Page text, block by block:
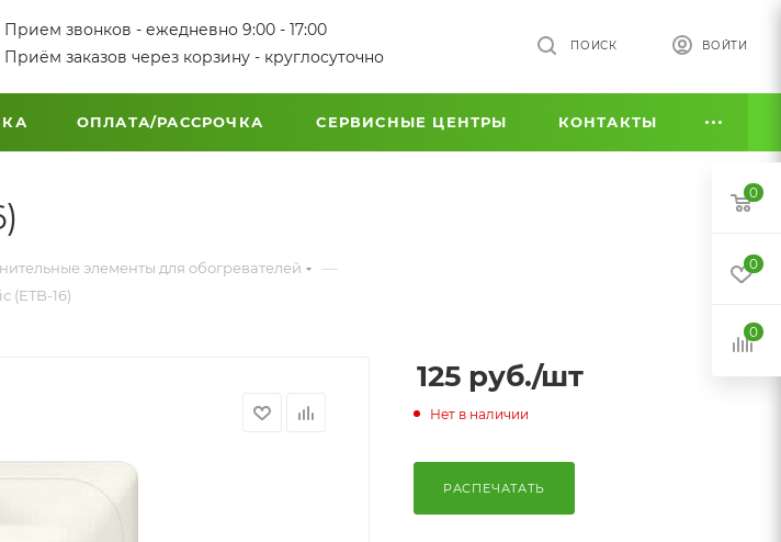
Прием звонков - ежедневно 9:00 - 17:00
Приём заказов через корзину - круглосуточно
ВОЙТИ
ПОИСК
ОПЛАТА/РАССРОЧКА СЕРВИСНЫЕ ЦЕНТРЫ КОНТАКТЫ
элементы для обогревателей —
(ETB-16)
125 руб./шт
Нет в наличии
РАСПЕЧАТАТЬ
0
0
0